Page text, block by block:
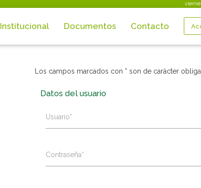
Institucional Documentos Contacto
Los campos marcados con * son de carácter
Datos del usuario
Usuario*
Contraseña*